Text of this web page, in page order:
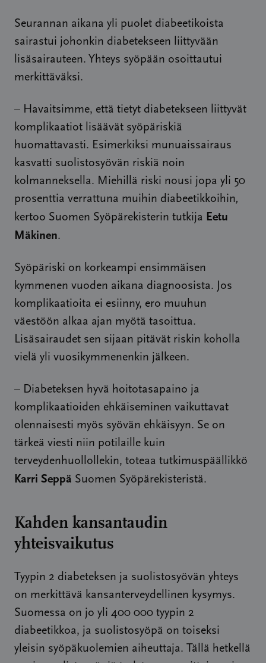
Seurannan aikana yli puolet diabeetikoista
sairastui johonkin diabetekseen liittyvään
lisäsairauteen. Yhteys syöpään osoittautui
merkittäväksi.
– Havaitsimme, että tietyt diabetekseen liittyvät
komplikaatiot lisäävät syöpäriskiä
huomattavasti. Esimerkiksi munuaissairaus
kasvatti suolistosyövän riskiä noin
kolmanneksella. Miehillä riski nousi jopa yli 50
prosenttia verrattuna muihin diabeetikkoihin,
kertoo Suomen Syöpärekisterin tutkija Eetu
Mäkinen.
Syöpäriski on korkeampi ensimmäisen
kymmenen vuoden aikana diagnoosista. Jos
komplikaatioita ei esiinny, ero muuhun
väestöön alkaa ajan myötä tasoittua.
Lisäsairaudet sen sijaan pitävät riskin koholla
vielä yli vuosikymmenenkin jälkeen.
– Diabeteksen hyvä hoitotasapaino ja
komplikaatioiden ehkäiseminen vaikuttavat
olennaisesti myös syövän ehkäisyyn. Se on
tärkeä viesti niin potilaille kuin
terveydenhuollollekin, toteaa tutkimuspäällikkö
Karri Seppä Suomen Syöpärekisteristä.
Kahden kansantaudin
yhteisvaikutus
Tyypin 2 diabeteksen ja suolistosyövän yhteys
on merkittävä kansanterveydellinen kysymys.
Suomessa on jo yli 400 000 tyypin 2
diabeetikkoa, ja suolistosyöpä on toiseksi
yleisin syöpäkuolemien aiheuttaja. Tällä hetkellä